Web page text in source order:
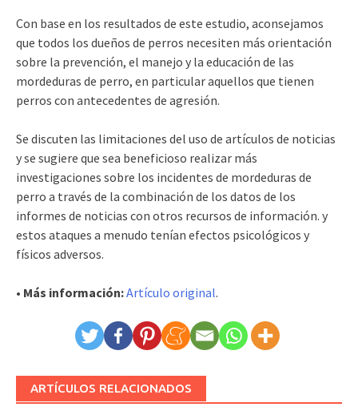
Con base en los resultados de este estudio, aconsejamos
que todos los dueños de perros necesiten más orientación
sobre la prevención, el manejo y la educación de las
mordeduras de perro, en particular aquellos que tienen
perros con antecedentes de agresión.
Se discuten las limitaciones del uso de artículos de noticias
y se sugiere que sea beneficioso realizar más
investigaciones sobre los incidentes de mordeduras de
perro a través de la combinación de los datos de los
informes de noticias con otros recursos de información. y
estos ataques a menudo tenían efectos psicológicos y
físicos adversos.
• Más información:Artículo original.
ARTÍCULOS RELACIONADOS